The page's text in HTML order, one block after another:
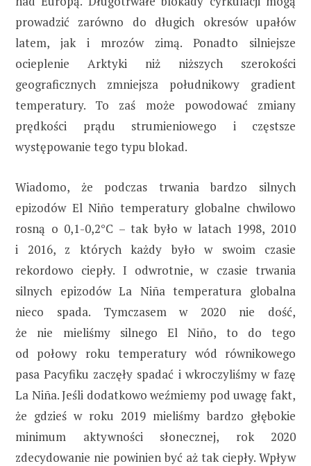
prowadzić zarówno do długich okresów upałów
latem, jak i mrozów zimą. Ponadto silniejsze
ocieplenie Arktyki niż niższych szerokości
geograficznych zmniejsza południkowy gradient
temperatury. To zaś może powodować zmiany
prędkości prądu strumieniowego i częstsze
występowanie tego typu blokad.
Wiadomo, że podczas trwania bardzo silnych
epizodów El Niño temperatury globalne chwilowo
rosną o 0,1-0,2°C – tak było w latach 1998, 2010
i 2016, z których każdy było w swoim czasie
rekordowo ciepły. I odwrotnie, w czasie trwania
silnych epizodów La Niña temperatura globalna
nieco spada. Tymczasem w 2020 nie dość,
że nie mieliśmy silnego El Niño, to do tego
od połowy roku temperatury wód równikowego
pasa Pacyfiku zaczęły spadać i wkroczyliśmy w fazę
La Niña. Jeśli dodatkowo weźmiemy pod uwagę fakt,
że gdzieś w roku 2019 mieliśmy bardzo głębokie
minimum aktywności słonecznej, rok 2020
zdecydowanie nie powinien być aż tak ciepły. Wpływ